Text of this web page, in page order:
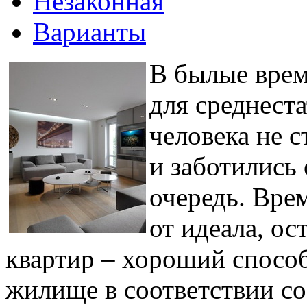
Варианты
В былые
для
человека не
и
очередь.
от идеала,
квартир – хороший
жилище в соответствии